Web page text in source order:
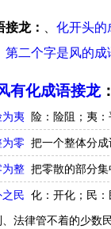
接龙： 化开头的
第二个字是风的成
有化成语接龙：
为夷 险：险阻；夷
零 把一个整体分成
为整 把零散的部分集
民 化：开化；民
法律管不着的少数民